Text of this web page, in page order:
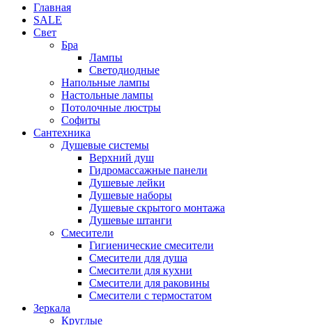
Главная
SALE
Свет
Бра
Лампы
Светодиодные
Напольные лампы
Настольные лампы
Потолочные люстры
Софиты
Сантехника
Душевые системы
Верхний душ
Гидромассажные панели
Душевые лейки
Душевые наборы
Душевые скрытого монтажа
Душевые штанги
Смесители
Гигиенические смесители
Смесители для душа
Смесители для кухни
Смесители для раковины
Смесители с термостатом
Зеркала
Круглые